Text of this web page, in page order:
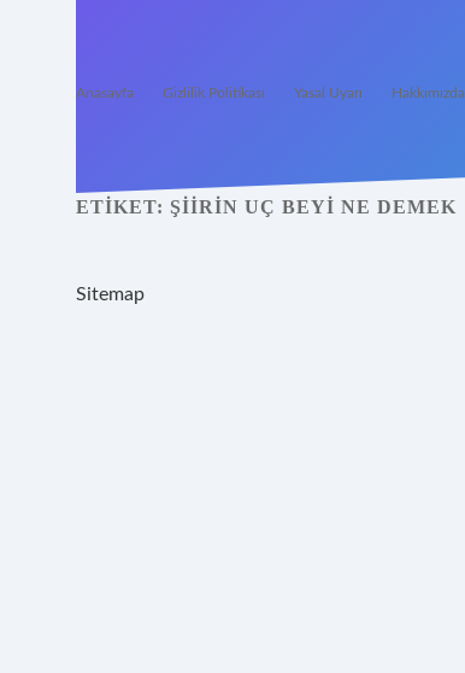
Anasayfa Gizlilik Politikası Yasal Uyarı Hakkımızda
ETIKET: ŞIIRIN UÇ BEYI NE DEMEK
Sitemap